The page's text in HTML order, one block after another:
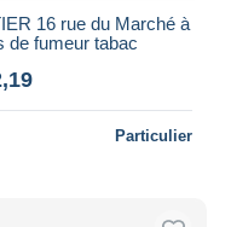
16 rue du Marché à
de fumeur tabac
Particulier